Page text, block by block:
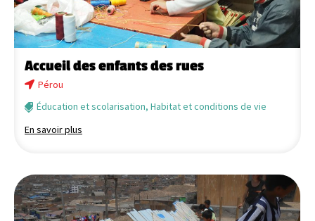
Accueil des enfants des rues
Pérou
Éducation et scolarisation, Habitat et conditions de vie
En savoir plus